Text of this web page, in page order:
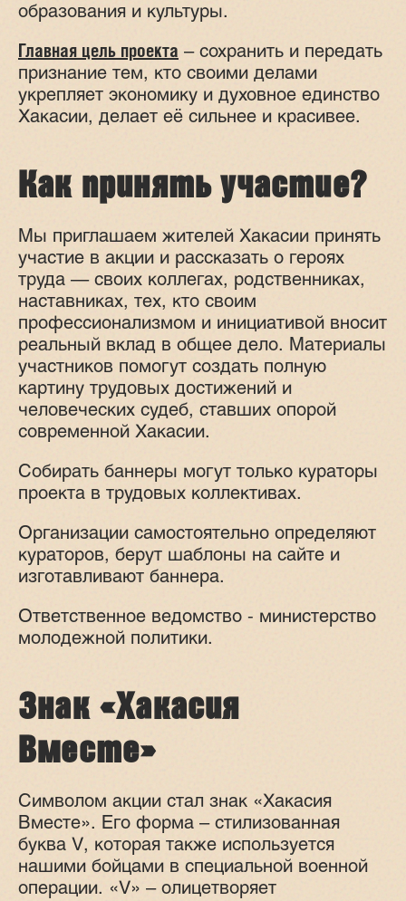
образования и культуры.
Главная цель проекта – сохранить и передать
признание тем, кто своими делами
укрепляет экономику и духовное единство
Хакасии, делает её сильнее и красивее.
Как принять участие?
Мы приглашаем жителей Хакасии принять
участие в акции и рассказать о героях
труда — своих коллегах, родственниках,
наставниках, тех, кто своим
профессионализмом и инициативой вносит
реальный вклад в общее дело. Материалы
участников помогут создать полную
картину трудовых достижений и
человеческих судеб, ставших опорой
современной Хакасии.
Собирать баннеры могут только кураторы
проекта в трудовых коллективах.
Организации самостоятельно определяют
кураторов, берут шаблоны на сайте и
изготавливают баннера.
Ответственное ведомство - министерство
молодежной политики.
Знак «Хакасия
Вместе»
Символом акции стал знак «Хакасия
Вместе». Его форма – стилизованная
буква V, которая также используется
нашими бойцами в специальной военной
операции. «V» – олицетворяет